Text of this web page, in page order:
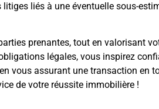
liés à une éventuelle sous-
prenantes, tout en valorisant
légales, vous inspirez
vous assurant une transaction en
de votre réussite immobilière !